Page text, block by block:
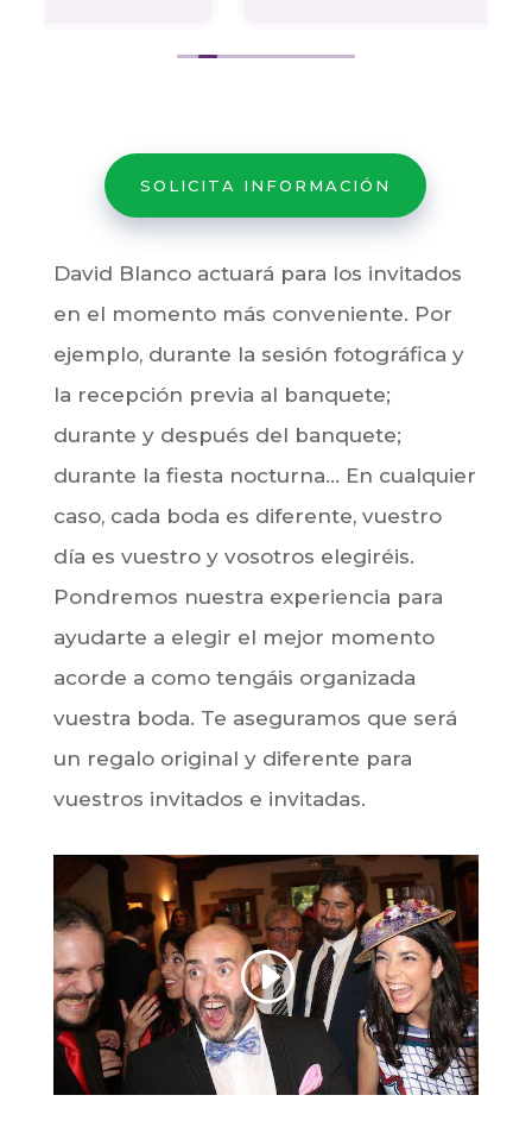
INCREÍBLES
SOLICITA INFORMACIÓN
David Blanco actuará para los invitados
en el momento más conveniente. Por
ejemplo, durante la sesión fotográfica y
la recepción previa al banquete;
durante y después del banquete;
durante la fiesta nocturna… En cualquier
caso, cada boda es diferente, vuestro
día es vuestro y vosotros elegiréis.
Pondremos nuestra experiencia para
ayudarte a elegir el mejor momento
acorde a como tengáis organizada
vuestra boda. Te aseguramos que será
un regalo original y diferente para
vuestros invitados e invitadas.